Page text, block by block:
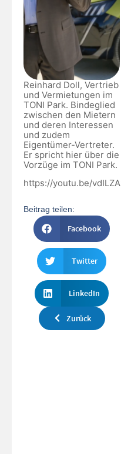
Reinhard Doll, Vertrieb
und Vermietungen im
TONI Park. Bindeglied
zwischen den Mietern
und deren Interessen
und zudem
Eigentümer-Vertreter.
Er spricht hier über die
Vorzüge im TONI Park.
https://youtu.be/
Beitrag teilen:
Facebook
Twitter
LinkedIn
Zurück